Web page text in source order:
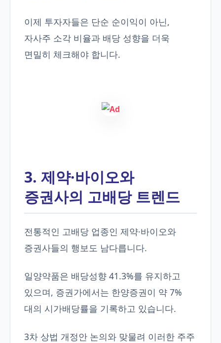
이제 투자자들은 단순 순이익이 아닌,
자사주 소각 비율과 배당 성향을 더욱
면밀히 체크해야 합니다.
3. 제약·바이오와
증권사의 고배당 트렌드
전통적인 고배당 업종인 제약·바이오와
증권사들의 행보도 남다릅니다.
일양약품은 배당성향 41.3%를 유지하고
있으며, 증권가에서는 한양증권이 약 7%
대의 시가배당률을 기록하고 있습니다.
3차 상법 개정안 논의와 맞물려 이러한 주주